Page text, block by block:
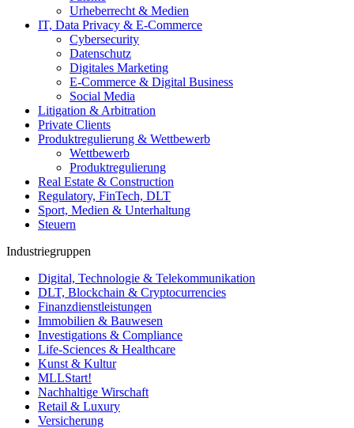
Urheberrecht & Medien
IT, Data Privacy & E-Commerce
Cybersecurity
Datenschutz
Digitales Marketing
E-Commerce & Digital Business
Social Media
Litigation & Arbitration
Private Clients
Produktregulierung & Wettbewerb
Wettbewerb
Produktregulierung
Real Estate & Construction
Regulatory, FinTech, DLT
Sport, Medien & Unterhaltung
Steuern
Industriegruppen
Digital, Technologie & Telekommunikation
DLT, Blockchain & Cryptocurrencies
Finanzdienstleistungen
Immobilien & Bauwesen
Investigations & Compliance
Life-Sciences & Healthcare
Kunst & Kultur
MLLStart!
Nachhaltige Wirschaft
Retail & Luxury
Versicherung